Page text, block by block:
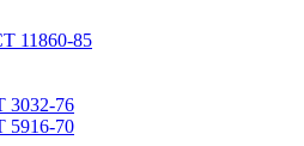
11860-85
3032-76
5916-70